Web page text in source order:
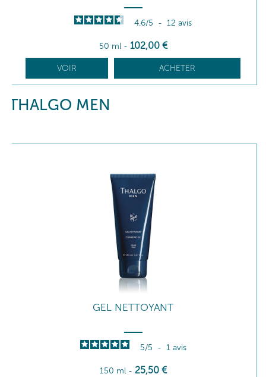
4.6/5 - 12 avis
50 ml - 102,00 €
VOIR ACHETER
THALGO MEN
GEL NETTOYANT
5/5 - 1 avis
150 ml - 25,50 €